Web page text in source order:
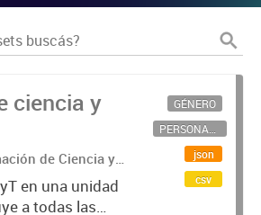
ciencia y
de Ciencia y
(SICYTAR)
en una unidad
a todas las
GÉNERO
PERSONAL CIENTÍFICO-TECNOLÓGICO
json
csv